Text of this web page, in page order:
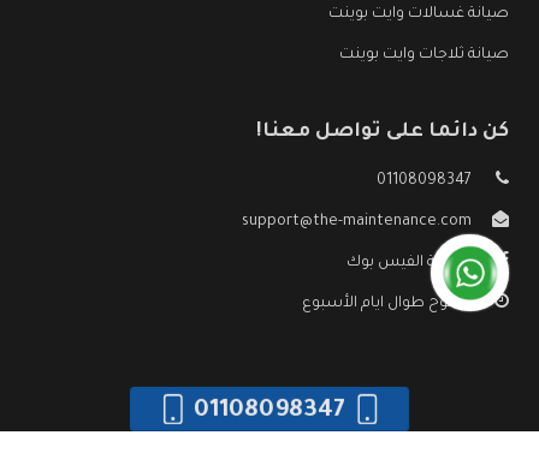
صيانة غسالات وايت بوينت
صيانة ثلاجات وايت بوينت
كن دائما على تواصل معنا!
01108098347
support@the-maintenance.com
صفحة الفيس بوك
مفتوح طوال ايام الأسبوع
01108098347